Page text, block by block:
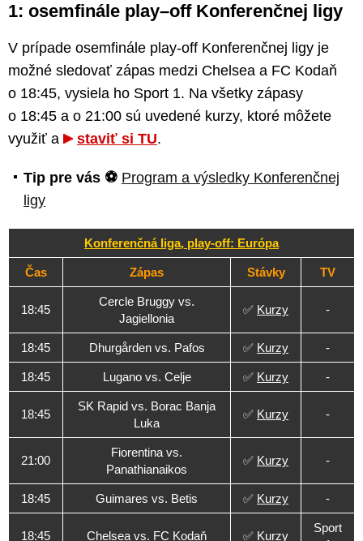
1: osemfinále play–off Konferenčnej ligy
V prípade osemfinále play-off Konferenčnej ligy je
možné sledovať zápas medzi Chelsea a FC Kodaň
o 18:45, vysiela ho Sport 1. Na všetky zápasy
o 18:45 a o 21:00 sú uvedené kurzy, ktoré môžete
využiť a
staviť si TU.
Tip pre vás ⚽ Program a výsledky Konferenčnej
ligy
Konferenčná liga, play-off: Európa
Čas Zápas Stávky TV
18:45
Cercle Bruggy vs.
Jagiellonia
✅ Kurzy -
18:45 Dhurgården vs. Pafos ✅ Kurzy -
18:45 Lugano vs. Celje ✅ Kurzy -
18:45
SK Rapid vs. Borac Banja
Luka
✅ Kurzy -
21:00
Fiorentina vs.
Panathianaikos
✅ Kurzy -
18:45 Guimares vs. Betis ✅ Kurzy -
18:45 Chelsea vs. FC Kodaň ✅ Kurzy
Sport